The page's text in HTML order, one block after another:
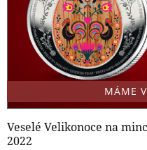
MÁME
Veselé Velikonoce na
2022